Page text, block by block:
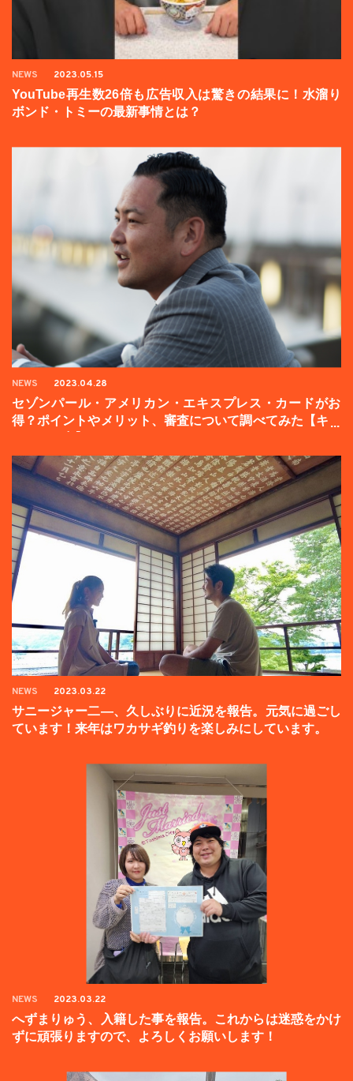
NEWS 2023.05.15
YouTube再生数26倍も広告収入は驚きの結果に！水溜り
ボンド・トミーの最新事情とは？
NEWS 2023.04.28
セゾンパール・アメリカン・エキスプレス・カードがお
得？ポイントやメリット、審査について調べてみた【キャ
NEWS 2023.03.22
サニージャー二―、久しぶりに近況を報告。元気に過ごし
ています！来年はワカサギ釣りを楽しみにしています。
NEWS 2023.03.22
へずまりゅう、入籍した事を報告。これからは迷惑をかけ
ずに頑張りますので、よろしくお願いします！